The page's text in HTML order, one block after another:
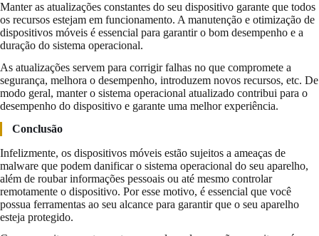
Manter as atualizações constantes do seu dispositivo garante que todos
os recursos estejam em funcionamento. A manutenção e otimização de
dispositivos móveis é essencial para garantir o bom desempenho e a
duração do sistema operacional.
As atualizações servem para corrigir falhas no que compromete a
segurança, melhora o desempenho, introduzem novos recursos, etc. De
modo geral, manter o sistema operacional atualizado contribui para o
desempenho do dispositivo e garante uma melhor experiência.
Conclusão
Infelizmente, os dispositivos móveis estão sujeitos a ameaças de
malware que podem danificar o sistema operacional do seu aparelho,
além de roubar informações pessoais ou até mesmo controlar
remotamente o dispositivo. Por esse motivo, é essencial que você
possua ferramentas ao seu alcance para garantir que o seu aparelho
esteja protegido.